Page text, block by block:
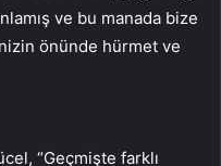
ve bu manada bize
önünde hürmet ve
“Geçmişte farklı